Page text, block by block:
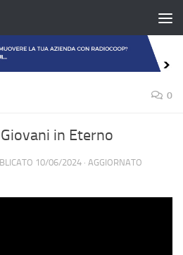
0
in Eterno
10/06/2024 · AGGIORNATO